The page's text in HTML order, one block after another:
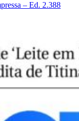
– Ed. 2.388